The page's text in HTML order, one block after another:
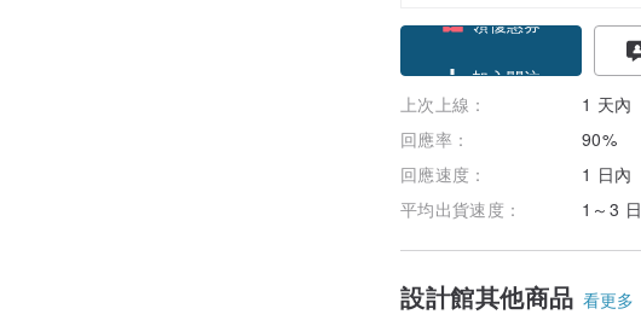
加入關注
上次上線：
1 天內
回應率：
90%
回應速度：
1 日內
平均出貨速度：
1～3 日
設計館其他商品 看更多